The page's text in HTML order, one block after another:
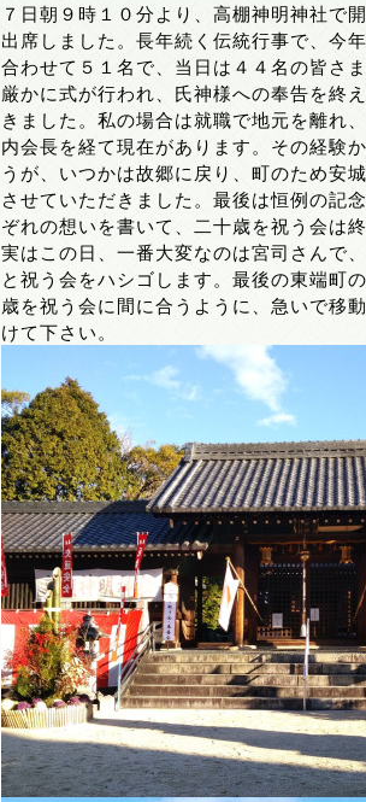
７日朝９時１０分より、高棚神明神社で
出席しました。長年続く伝統行事で、今
合わせて５１名で、当日は４４名の皆さ
厳かに式が行われ、氏神様への奉告を終
きました。私の場合は就職で地元を離れ
内会長を経て現在があります。その経験
うが、いつかは故郷に戻り、町のため安
させていただきました。最後は恒例の記
ぞれの想いを書いて、二十歳を祝う会は終
実はこの日、一番大変なのは宮司さんで
と祝う会をハシゴします。最後の東端町
歳を祝う会に間に合うように、急いで移
けて下さい。